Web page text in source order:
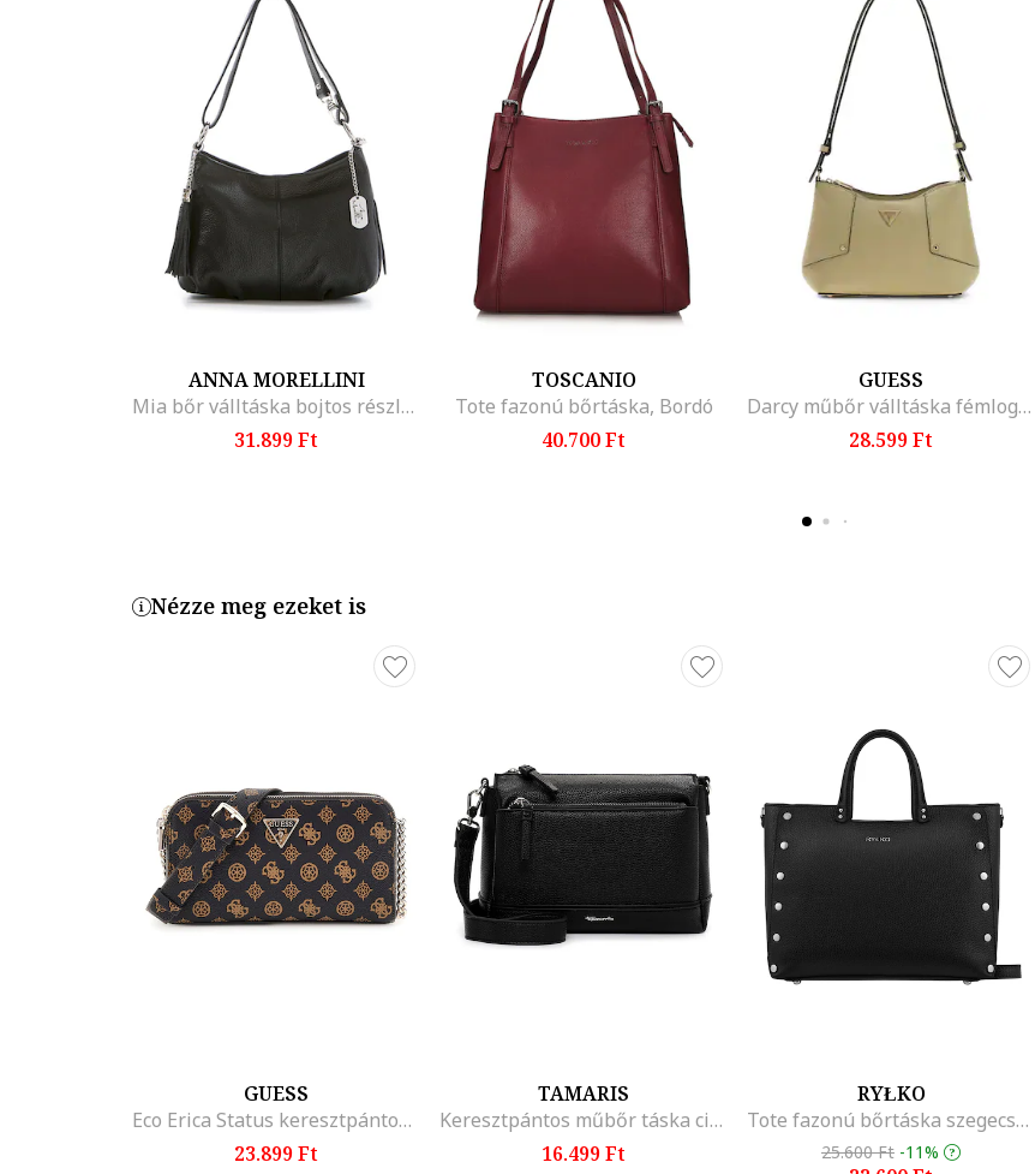
ANNA MORELLINI
Mia bőr válltáska bojtos részlettel
31.899 Ft
TOSCANIO
Tote fazonú bőrtáska, Bordó
40.700 Ft
GUESS
Darcy műbőr válltáska fémlogós részlettel, Pisztáciazöld
28.599 Ft
Nézze meg ezeket is
GUESS
Eco Erica Status keresztpántos műbőr táska
23.899 Ft
TAMARIS
Keresztpántos műbőr táska cipzáros külső zsebekkel, Fekete
16.499 Ft
RYŁKO
Tote fazonú bőrtáska szegecsekkel, Fekete
25.600 Ft -11%